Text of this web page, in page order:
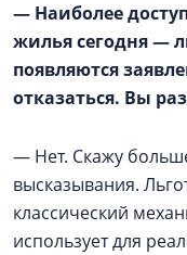
— Наиболее
жилья сегодня —
появляются
отказаться. Вы
— Нет. Скажу
высказывания.
классический
использует для